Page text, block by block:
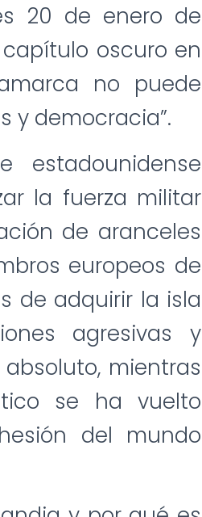
20 de enero de
oscuro en
no puede
y democracia”.
estadounidense
la fuerza militar
de aranceles
europeos de
de adquirir la isla
agresivas y
mientras
se ha vuelto
del mundo